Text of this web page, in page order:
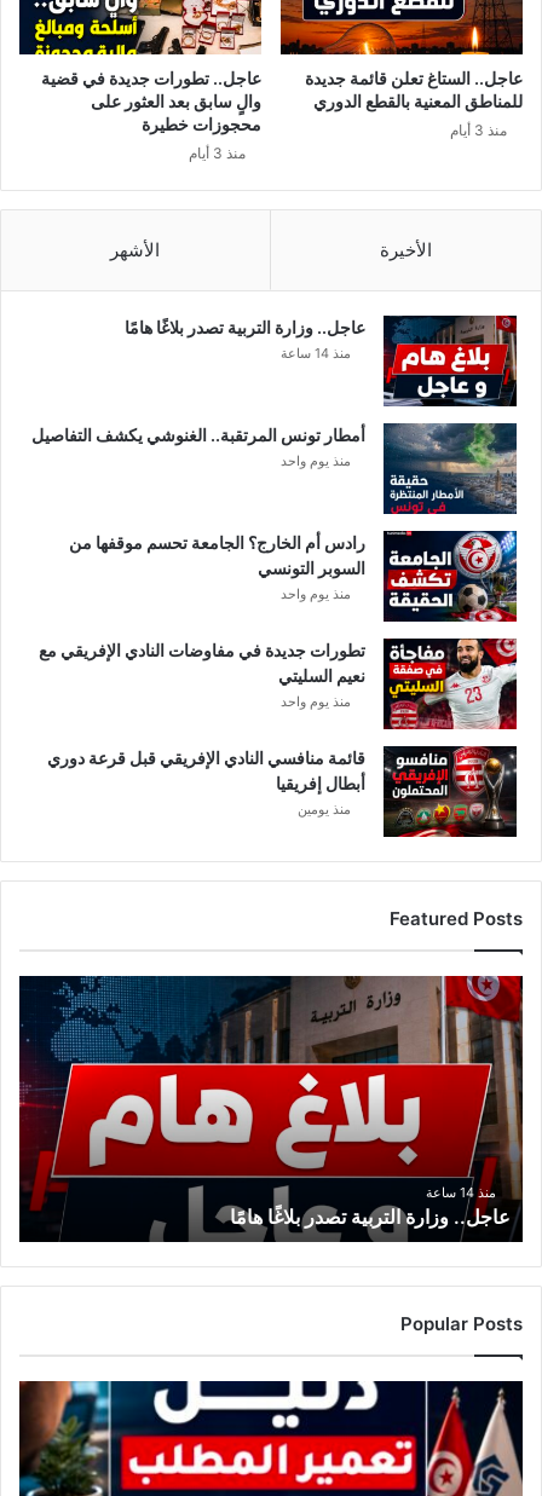
عاجل.. الستاغ تعلن قائمة جديدة
للمناطق المعنية بالقطع الدوري
منذ 3 أيام
عاجل.. تطورات جديدة في قضية
والٍ سابق بعد العثور على
محجوزات خطيرة
منذ 3 أيام
الأخيرة الأشهر
عاجل.. وزارة التربية تصدر بلاغًا هامًا
منذ 14 ساعة
أمطار تونس المرتقبة.. الغنوشي يكشف التفاصيل
منذ يوم واحد
رادس أم الخارج؟ الجامعة تحسم موقفها من
السوبر التونسي
منذ يوم واحد
تطورات جديدة في مفاوضات النادي الإفريقي مع
نعيم السليتي
منذ يوم واحد
قائمة منافسي النادي الإفريقي قبل قرعة دوري
أبطال إفريقيا
منذ يومين
Featured Posts
عاجل..
وزارة
التربية
تصدر
بلاغًا
هامًا
منذ 14 ساعة
عاجل.. وزارة التربية تصدر بلاغًا هامًا
Popular Posts